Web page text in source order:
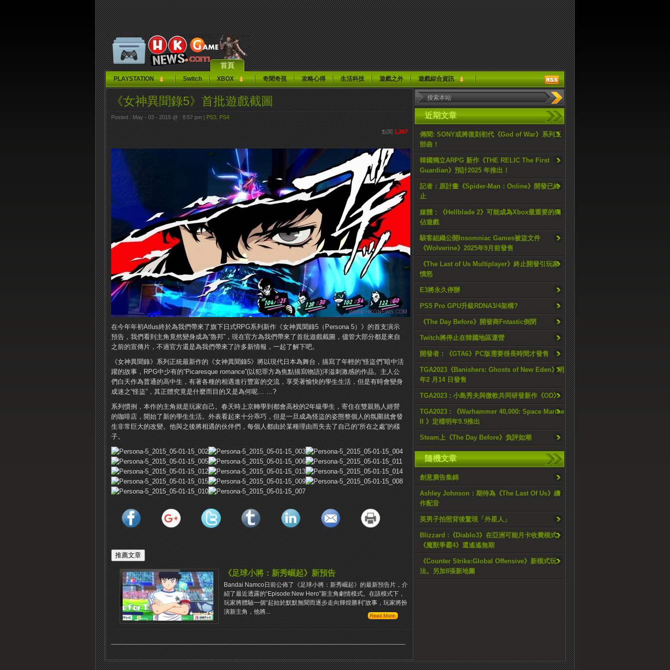
首頁
PLAYSTATION Switch XBOX 奇聞奇視 攻略心得 生活科技 遊戲之外 遊戲綜合資訊
近期文章
傳聞: SONY或將復刻初代《God of War》系列三
部曲！
韓國獨立ARPG 新作《THE RELIC The First
Guardian》預計2025 年推出！
記者：原計畫《Spider-Man：Online》開發已終
止
媒體：《Hellblade 2》可能成為Xbox最重要的獨
佔遊戲
駭客組織公開Insomniac Games被盜文件
《Wolverine》2025年9月前發售
《The Last of Us Multiplayer》終止開發引玩家
憤怒
E3將永久停辦
PS5 Pro GPU升級RDNA3/4架構?
《The Day Before》開發商Fntastic倒閉
Twitch將停止在韓國地區運營
開發者：《GTA6》PC版需要很長時間才發售
TGA2023《Banishers: Ghosts of New Eden》明
年2 月14 日發售
TGA2023 : 小島秀夫與微軟共同研發新作《OD》
TGA2023 : 《Warhammer 40,000: Space Marine
II 》定檔明年9.9推出
Steam上《The Day Before》負評如潮
隨機文章
創意廣告集錦
Ashley Johnson：期待為《The Last Of Us》續
作配音
英男子拍照背後驚現「外星人」
Blizzard :《Diablo3》在亞洲可能月卡收費模式。
《魔獸爭霸4》還遙遙無期
《Counter Strike:Global Offensive》新模式玩
法。另加8張新地圖
《女神異聞錄5》首批遊戲截圖
Posted : May - 03 - 2015 @ : 8:57 pm | PS3 PS4
點閱 1,267
在今年年初Atlus終於為我們帶來了旗下日式RPG系列新作《女神異聞錄5（Persona 5）》的首支演示
預告，我們看到主角竟然變身成為“魯邦”，現在官方為我們帶來了首批遊戲截圖，儘管大部分都是來自
之前的宣傳片，不過官方還是為我們帶來了許多新情報，一起了解下吧。
《女神異聞錄》系列正統最新作的《女神異聞錄5》將以現代日本為舞台，描寫了年輕的“怪盜們”暗中活
躍的故事，RPG中少有的“Picaresque romance”(以犯罪方為焦點描寫物語)洋溢刺激感的作品。主人公
們白天作為普通的高中生，有著各種的相遇進行豐富的交流，享受著愉快的學生生活，但是有時會變身
成迷之“怪盜”，其正體究竟是什麼而目的又是為何呢… …?
系列慣例，本作的主角就是玩家自己。春天時上京轉學到都會高校的2年級學生，寄住在雙親熟人經營
的咖啡店，開始了新的學生生活。外表看起來十分乖巧，但是一旦成為怪盜的姿態整個人的氛圍就會發
生非常巨大的改變。他與之後將相遇的伙伴們，每個人都由於某種理由而失去了自己的“所在之處”的樣
子。
《足球小將：新秀崛起》新預告
Bandai Namco日前公佈了《足球小將：新秀崛起》的最新預告片，介
紹了最近透露的“Episode:New Hero”新主角劇情模式。在該模式下，
玩家將體驗一個“起始於默默無聞而逐步走向輝煌勝利”故事，玩家將扮
演新主角，他將...